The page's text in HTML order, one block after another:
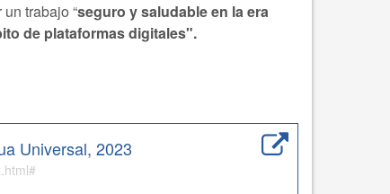
trabajo “seguro y saludable en la era
de plataformas digitales".
Universal, 2023